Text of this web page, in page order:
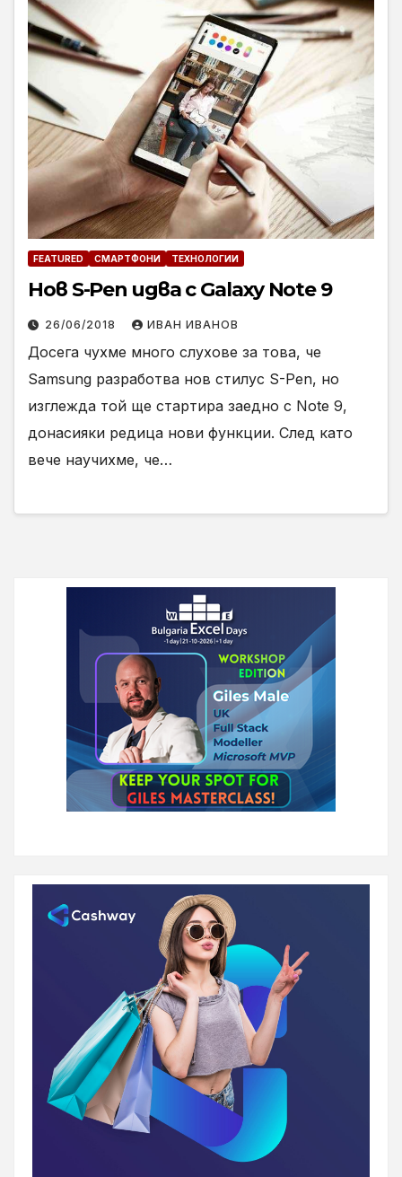
FEATURED СМАРТФОНИ ТЕХНОЛОГИИ
Нов S-Pen идва с Galaxy Note 9
26/06/2018 ИВАН ИВАНОВ
Досега чухме много слухове за това, че
Samsung разработва нов стилус S-Pen, но
изглежда той ще стартира заедно с Note 9,
донасияки редица нови функции. След като
вече научихме, че…